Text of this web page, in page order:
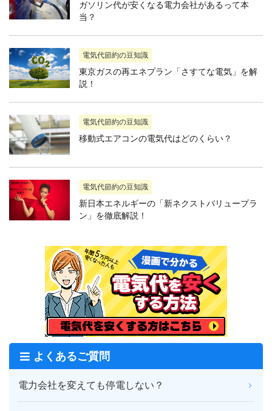
ガソリン代が安くなる電力会社があるって本
当？
電気代節約の豆知識
東京ガスの再エネプラン「さすてな電気」を解
説！
電気代節約の豆知識
移動式エアコンの電気代はどのくらい？
電気代節約の豆知識
新日本エネルギーの「新ネクストバリュープラ
ン」を徹底解説！
よくあるご質問
電力会社を変えても停電しない？